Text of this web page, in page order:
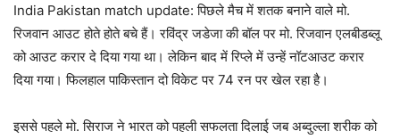
India Pakistan match update: पिछले मैच में शतक बनाने वाले मो.
रिजवान आउट होते होते बचे हैं। रविंद्र जडेजा की बॉल पर मो. रिजवान एलबीडब्लू
को आउट करार दे दिया गया था। लेकिन बाद में रिप्ले में उन्हें नॉटआउट करार
दिया गया। फिलहाल पाकिस्तान दो विकेट पर 74 रन पर खेल रहा है।
इससे पहले मो. सिराज ने भारत को पहली सफलता दिलाई जब अब्दुल्ला शरीक को